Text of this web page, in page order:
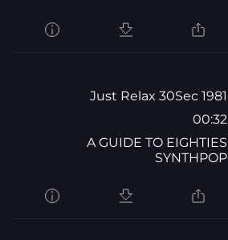
1981 Just Relax 30Sec
00:32
A GUIDE TO EIGHTIES
SYNTHPOP